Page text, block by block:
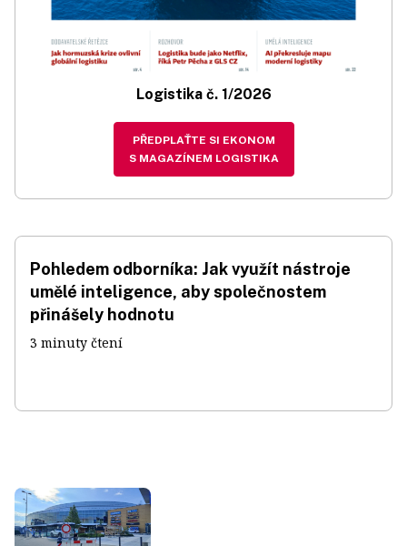
Logistika č. 1/2026
PŘEDPLAŤTE SI EKONOM
S MAGAZÍNEM LOGISTIKA
Pohledem odborníka: Jak využít nástroje
umělé inteligence, aby společnostem
přinášely hodnotu
3 minuty čtení